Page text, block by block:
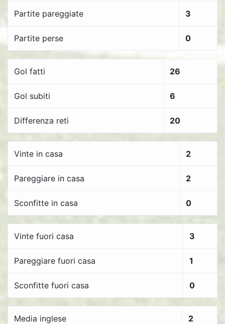
Partite pareggiate 3
Partite perse 0
Gol fatti 26
Gol subiti 6
Differenza reti 20
Vinte in casa 2
Pareggiare in casa 2
Sconfitte in casa 0
Vinte fuori casa 3
Pareggiare fuori casa 1
Sconfitte fuori casa 0
Media inglese 2